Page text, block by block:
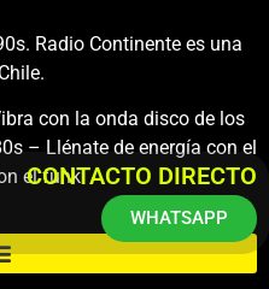
Radio Continente es una
con la onda disco de los
– Llénate de energía con el
el funk.
CONTACTO DIRECTO
WHATSAPP